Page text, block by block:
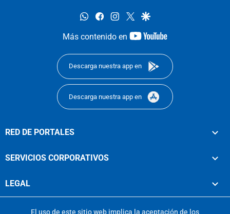
whatsappfacebookinstagram
twittergoogle
Más contenido en
youtube-
Descarga nuestra app en
Descarga nuestra app en
RED DE PORTALES
SERVICIOS CORPORATIVOS
LEGAL
El uso de este sitio web implica la aceptación de los